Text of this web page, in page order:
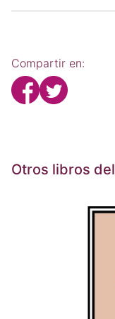
Compartir en:
Otros libros